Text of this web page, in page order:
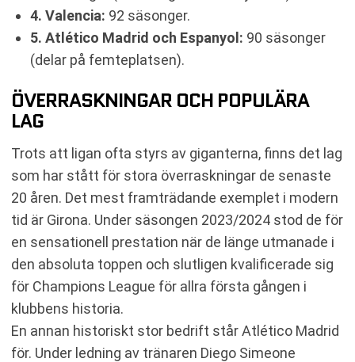
4. Valencia: 92 säsonger.
5. Atlético Madrid och Espanyol: 90 säsonger
(delar på femteplatsen).
ÖVERRASKNINGAR OCH POPULÄRA
LAG
Trots att ligan ofta styrs av giganterna, finns det lag
som har stått för stora överraskningar de senaste
20 åren. Det mest framträdande exemplet i modern
tid är Girona. Under säsongen 2023/2024 stod de för
en sensationell prestation när de länge utmanade i
den absoluta toppen och slutligen kvalificerade sig
för Champions League för allra första gången i
klubbens historia.
En annan historiskt stor bedrift står Atlético Madrid
för. Under ledning av tränaren Diego Simeone